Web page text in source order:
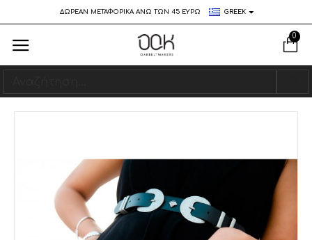
ΔΩΡΕΑΝ ΜΕΤΑΦΟΡΙΚΑ ΑΝΩ ΤΩΝ 45 ΕΥΡΩ GREEK
0